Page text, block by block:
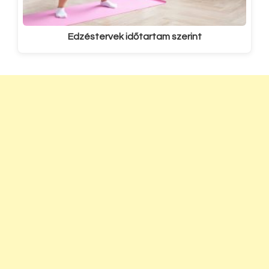
Edzéstervek időtartam szerint